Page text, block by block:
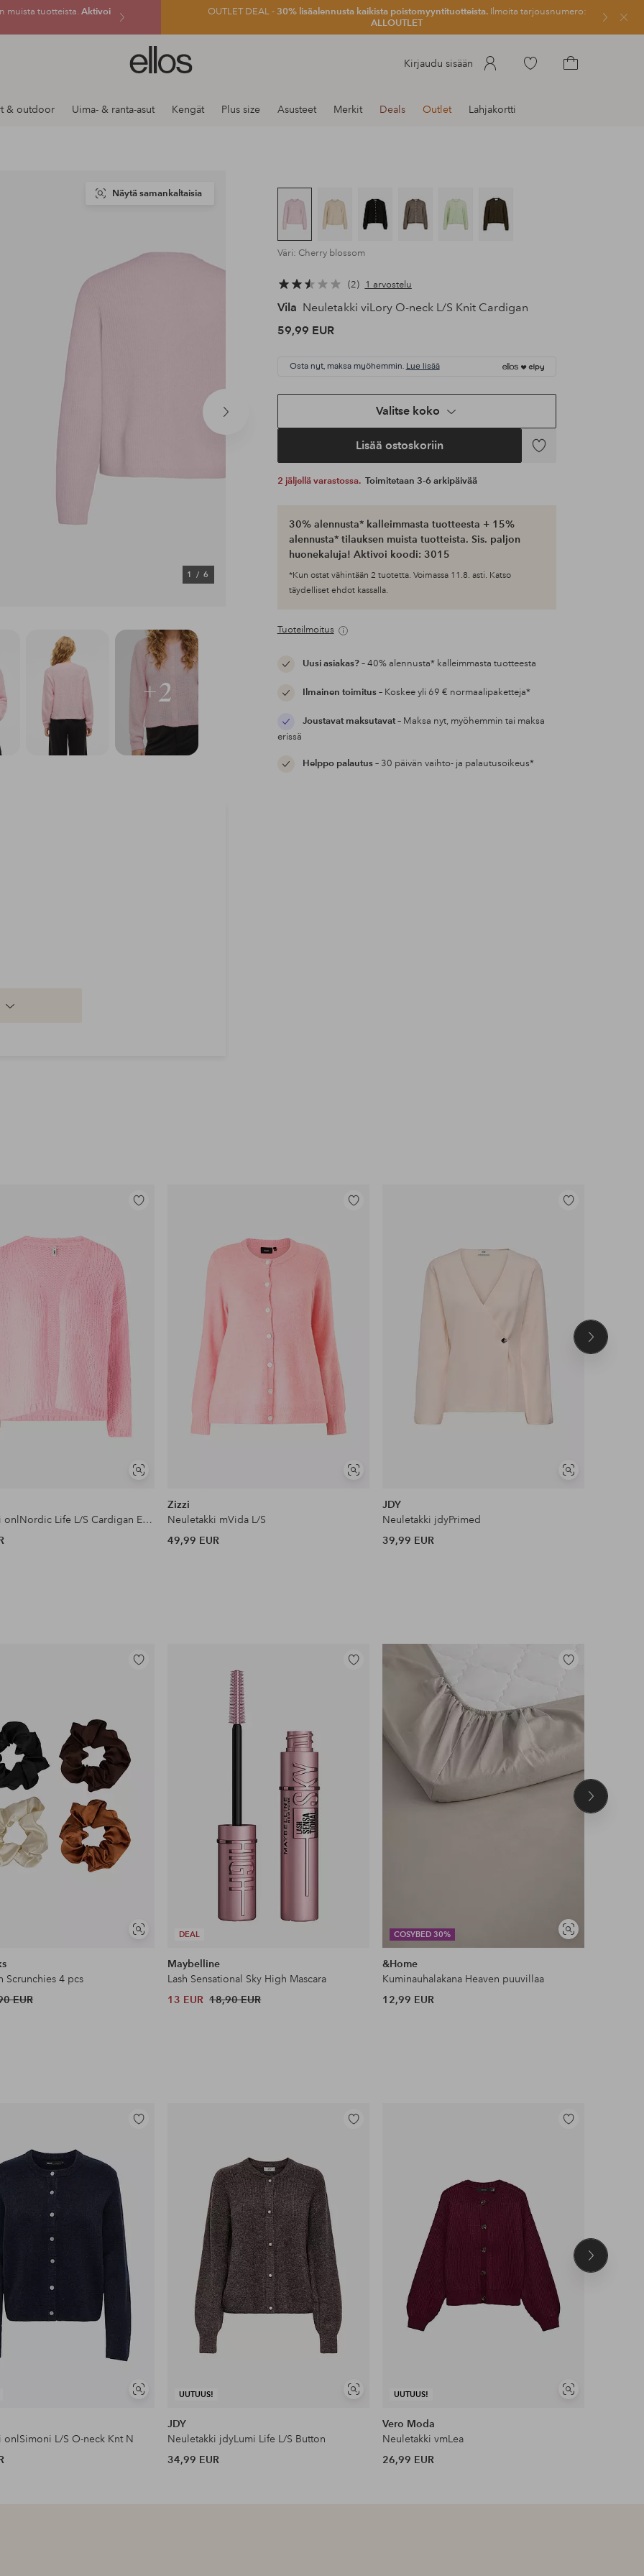
muista tuotteista. Aktivoi
OUTLET DEAL -30% lisäalennusta kaikista poistomyyntituotteista.Ilmoita tarjousnumero:
ALLOUTLET
Sulje
Ellos-
logo
siirry
Kirjaudu sisään
Siirry
& outdoor Uima- & ranta-asut Kengät Plus size Asusteet Merkit Deals Outlet Lahjakortti
Seuraava
1/ 6
Näytä samankaltaisia
Väri: Cherry blossom
2 1 arvostelu
Vila Neuletakki viLory O-neck L/S Knit Cardigan
59,99 EUR
Osta nyt, maksa myöhemmin. Lue lisää
Valitse koko
Lisää ostoskoriin
Lisää
2 jäljellä varastossa. Toimitetaan 3-6 arkipäivää
30% alennusta* kalleimmasta tuotteesta + 15%
alennusta* tilauksen muista tuotteista. Sis. paljon
huonekaluja! Aktivoi koodi: 3015
*Kun ostat vähintään 2 tuotetta. Voimassa 11.8. asti. Katso
täydelliset ehdot kassalla.
Tuoteilmoitus
Uusi asiakas?– 40% alennusta* kalleimmasta tuotteesta
Ilmainen toimitus– Koskee yli 69 € normaalipaketteja*
Joustavat maksutavat– Maksa nyt, myöhemmin tai maksa
erissä
Helppo palautus– 30 päivän vaihto- ja palautusoikeus*
+2
Näytä
Lisää
Neuletakki onlNordic Life L/S Cardigan Ex Knt
Näytä
Lisää
Zizzi
Neuletakki mVida L/S
49,99 EUR
Näytä
Lisää
JDY
Neuletakki jdyPrimed
39,99 EUR
Seuraava
Näytä
Lisää
Scrunchies 4 pcs
EUR
DEAL
Lisää
Maybelline
Lash Sensational Sky High Mascara
13 EUR 18,90 EUR
COSYBED 30%
Näytä
samankaltaisia
Lisää
&Home
Kuminauhalakana Heaven puuvillaa
12,99 EUR
Seuraava
Näytä
Lisää
onlSimoni L/S O-neck Knt N
UUTUUS!
Näytä
Lisää
JDY
Neuletakki jdyLumi Life L/S Button
34,99 EUR
UUTUUS!
Näytä
Lisää
Vero Moda
Neuletakki vmLea
26,99 EUR
Seuraava